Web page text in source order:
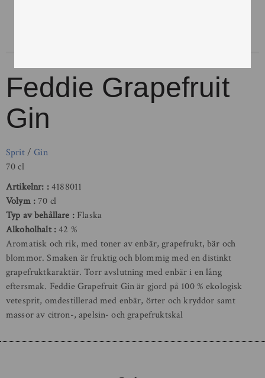
Feddie Grapefruit
Gin
Sprit/Gin
70 cl
Artikelnr:
4188011
Volym 70 cl
Typ av behållare
Flaska
Alkoholhalt 42 %
Aromatisk och rik, med toner av enbär, grapefrukt, bär och
blommor. Smaken är fruktig och blommig med en distinkt
grapefruktkaraktär. Torr avslutning med enbär i en lång
eftersmak. Feddie Grapefruit Gin är gjord på 100 % ekologisk
vetesprit, omdestillerad med enbär, örter och kryddor samt
massor av citron-, apelsin- och grapefruktskal